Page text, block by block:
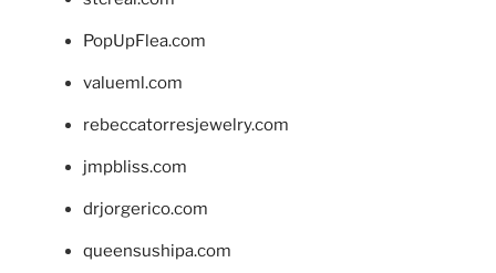
PopUpFlea.com
valueml.com
rebeccatorresjewelry.com
jmpbliss.com
drjorgerico.com
queensushipa.com